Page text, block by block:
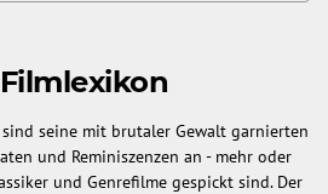
seine mit brutaler Gewalt garnierten
und Reminiszenzen an - mehr oder
und Genrefilme gespickt sind. Der